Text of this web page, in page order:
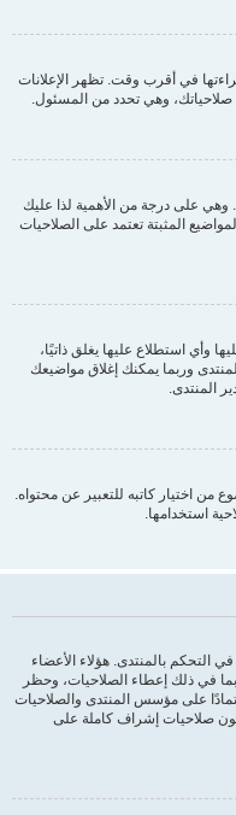
في أقرب وقت. تظهر الإعلانات
صلاحياتك، وهي تحدد من المسئول.
وهي على درجة من الأهمية لذا عليك
المثبتة تعتمد على الصلاحيات
وأي استطلاع عليها يغلق ذاتيًا،
وربما يمكنك إغلاق مواضيعك
المنتدى.
اختيار كاتبه للتعبير عن محتواه.
استخدامها.
التحكم بالمنتدى. هؤلاء الأعضاء
في ذلك إعطاء الصلاحيات، وحظر
على مؤسس المنتدى والصلاحيات
صلاحيات إشراف كاملة على